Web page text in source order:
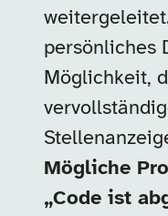
persönliches
Möglichkeit,
Mögliche
„Code ist